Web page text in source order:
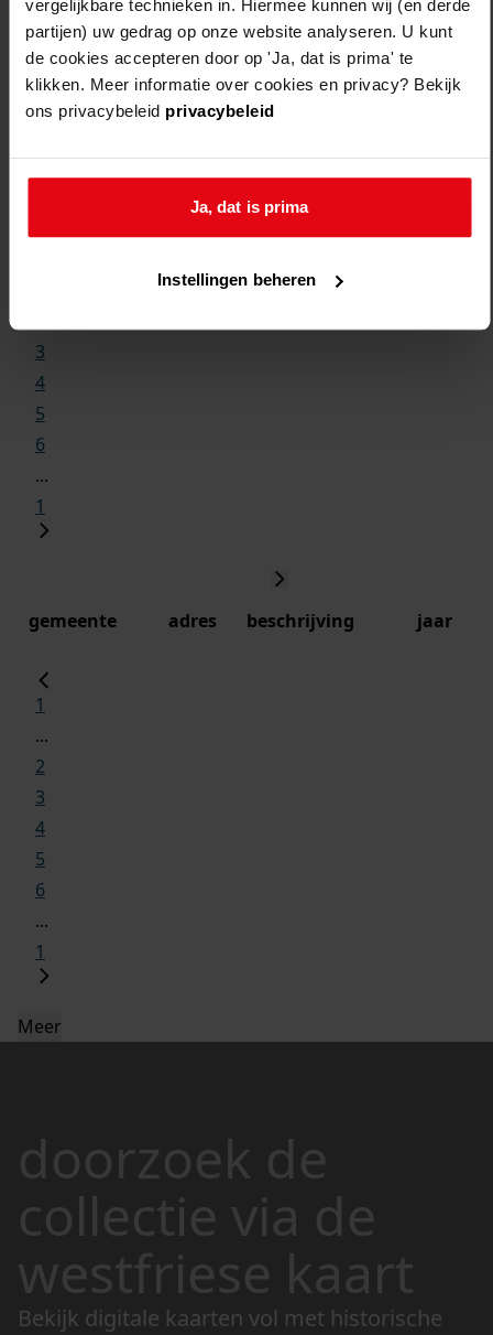
vergelijkbare technieken in. Hiermee kunnen wij (en derde
partijen) uw gedrag op onze website analyseren. U kunt
de cookies accepteren door op 'Ja, dat is prima' te
klikken. Meer informatie over cookies en privacy? Bekijk
ons privacybeleid privacybeleid
Ja, dat is prima
Instellingen beheren
3
4
5
6
...
1
gemeente adres beschrijving jaar
1
...
2
3
4
5
6
...
1
Meer
doorzoek de
collectie via de
westfriese kaart
Bekijk digitale kaarten vol met historische